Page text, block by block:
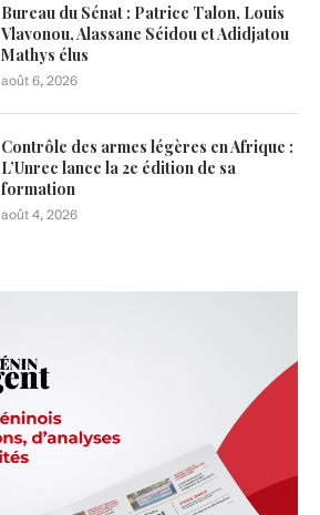
Bureau du Sénat : Patrice Talon, Louis
Vlavonou, Alassane Séidou et Adidjatou
Mathys élus
août 6, 2026
Contrôle des armes légères en Afrique :
L’Unrec lance la 2e édition de sa
formation
août 4, 2026